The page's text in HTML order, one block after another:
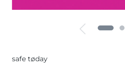
safe tøday